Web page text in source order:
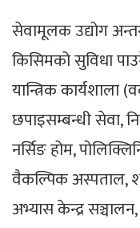
सेवामूलक उद्योग
किसिमको सुविधा
यान्त्रिक कार्यशाला
छपाइसम्बन्धी सेवा,
नर्सिङ होम,
वैकल्पिक अस्पताल,
अभ्यास केन्द्र